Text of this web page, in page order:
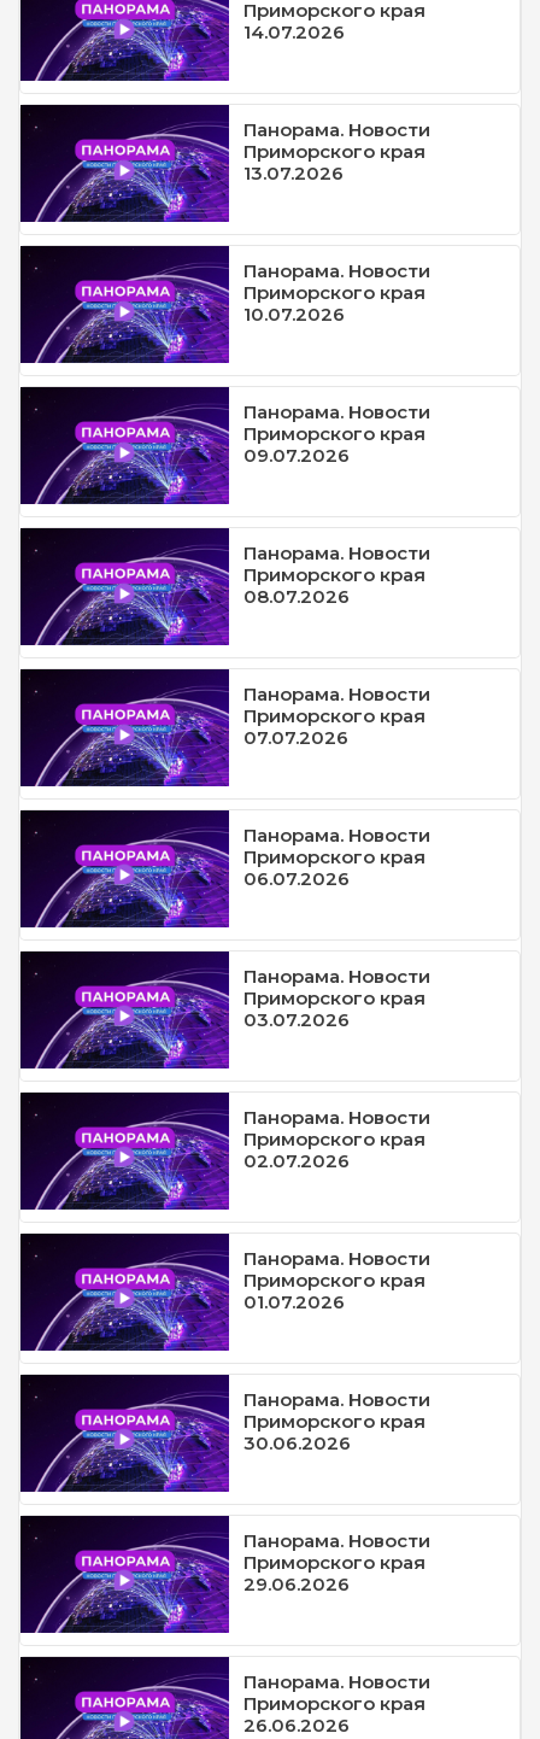
Приморского края
14.07.2026
Панорама. Новости
Приморского края
13.07.2026
Панорама. Новости
Приморского края
10.07.2026
Панорама. Новости
Приморского края
09.07.2026
Панорама. Новости
Приморского края
08.07.2026
Панорама. Новости
Приморского края
07.07.2026
Панорама. Новости
Приморского края
06.07.2026
Панорама. Новости
Приморского края
03.07.2026
Панорама. Новости
Приморского края
02.07.2026
Панорама. Новости
Приморского края
01.07.2026
Панорама. Новости
Приморского края
30.06.2026
Панорама. Новости
Приморского края
29.06.2026
Панорама. Новости
Приморского края
26.06.2026